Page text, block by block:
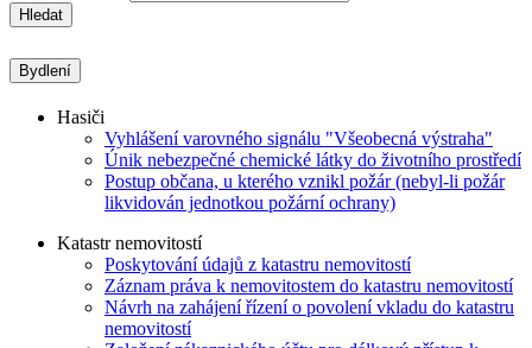
Hledat
Bydlení
Hasiči
Vyhlášení varovného signálu "Všeobecná výstraha"
Únik nebezpečné chemické látky do životního prostředí
Postup občana, u kterého vznikl požár (nebyl-li požár
likvidován jednotkou požární ochrany)
Katastr nemovitostí
Poskytování údajů z katastru nemovitostí
Záznam práva k nemovitostem do katastru nemovitostí
Návrh na zahájení řízení o povolení vkladu do katastru
nemovitostí